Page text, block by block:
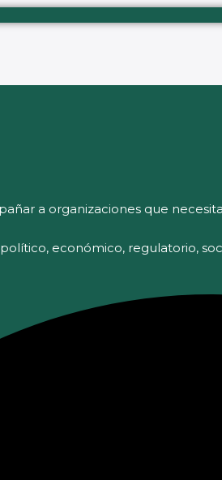
a organizaciones que
económico, regulatorio,